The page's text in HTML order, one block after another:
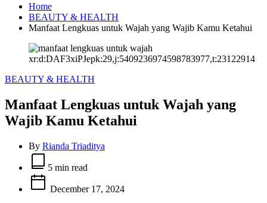
Home
BEAUTY & HEALTH
Manfaat Lengkuas untuk Wajah yang Wajib Kamu Ketahui
xr:d:DAF3xiPJepk:29,j:5409236974598783977,t:23122914
Categories
BEAUTY & HEALTH
Manfaat Lengkuas untuk Wajah yang
Wajib Kamu Ketahui
By Rianda Triaditya
Estimated
read
time
5 min read
December 17, 2024